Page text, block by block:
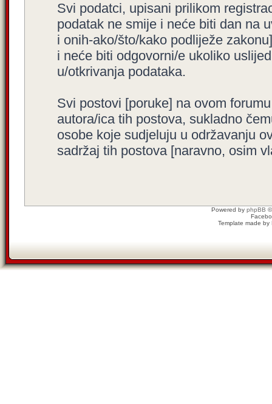
Svi podatci, upisani prilikom
podatak ne smije i neće biti dan na
i onih-ako/što/kako podliježe
i neće biti odgovorni/e ukoliko
u/otkrivanja podataka.
Svi postovi [poruke] na ovom
autora/ica tih postova, sukladno
osobe koje sudjeluju u održavanju
sadržaj tih postova [naravno, osim
Powered by phpBB
Template made by